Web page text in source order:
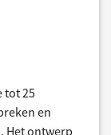
tot 25
en
Het ontwerp